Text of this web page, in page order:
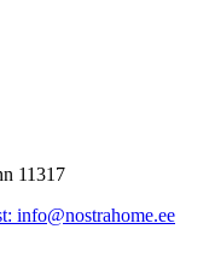
11317
info@nostrahome.ee